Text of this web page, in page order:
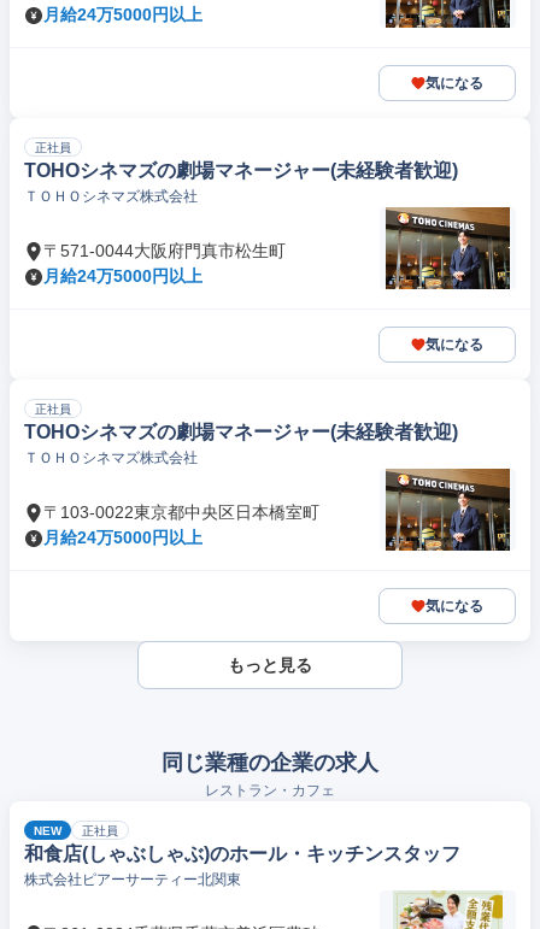
月給24万5000円以上
気になる
正社員
TOHOシネマズの劇場マネージャー(未経験者歓迎)
ＴＯＨＯシネマズ株式会社
〒571-0044大阪府門真市松生町
月給24万5000円以上
気になる
正社員
TOHOシネマズの劇場マネージャー(未経験者歓迎)
ＴＯＨＯシネマズ株式会社
〒103-0022東京都中央区日本橋室町
月給24万5000円以上
気になる
もっと見る
同じ業種の企業の求人
レストラン・カフェ
NEW 正社員
和食店(しゃぶしゃぶ)のホール・キッチンスタッフ
株式会社ピアーサーティー北関東